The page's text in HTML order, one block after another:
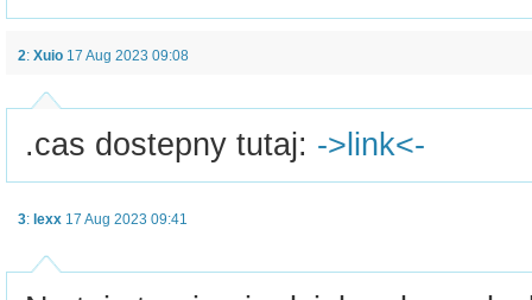
2: Xuio 17 Aug 2023 09:08
.cas dostepny tutaj: ->link<-
3: lexx 17 Aug 2023 09:41